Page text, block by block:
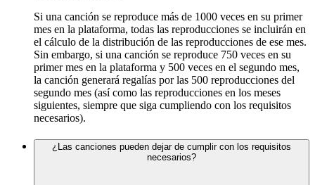
Si una canción se reproduce más de 1000 veces en su primer
mes en la plataforma, todas las reproducciones se incluirán en
el cálculo de la distribución de las reproducciones de ese mes.
Sin embargo, si una canción se reproduce 750 veces en su
primer mes en la plataforma y 500 veces en el segundo mes,
la canción generará regalías por las 500 reproducciones del
segundo mes (así como las reproducciones en los meses
siguientes, siempre que siga cumpliendo con los requisitos
necesarios).
¿Las canciones pueden dejar de cumplir con los requisitos
necesarios?